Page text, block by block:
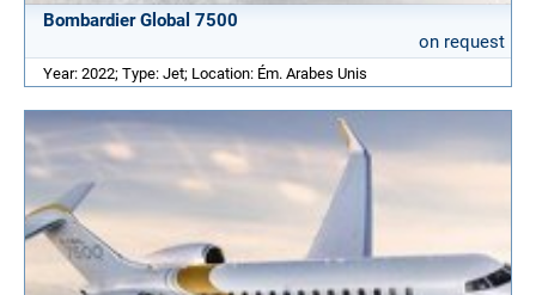
Bombardier Global 7500
on request
Year: 2022; Type: Jet; Location: Ém. Arabes Unis